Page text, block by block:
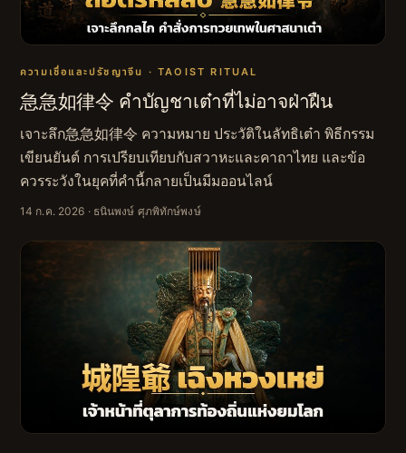
ความเชื่อและปรัชญาจีน · TAOIST RITUAL
急急如律令 คำบัญชาเต๋าที่ไม่อาจฝ่าฝืน
เจาะลึก急急如律令 ความหมาย ประวัติในลัทธิเต๋า พิธีกรรม
เขียนยันต์ การเปรียบเทียบกับสวาหะและคาถาไทย และข้อ
ควรระวังในยุคที่คำนี้กลายเป็นมีมออนไลน์
14 ก.ค. 2026 · ธนินพงษ์ ศุภพิทักษ์พงษ์